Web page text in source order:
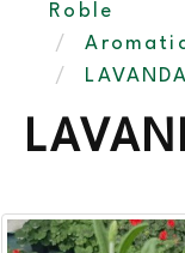
Roble
LAVANDA